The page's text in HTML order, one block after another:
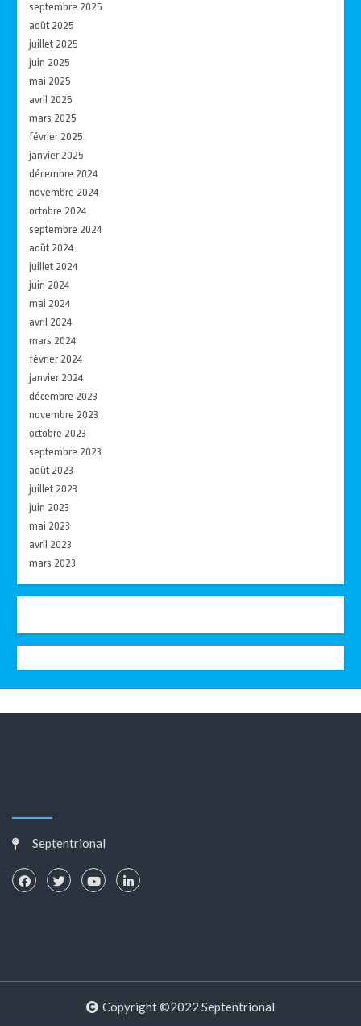
septembre 2025
août 2025
juillet 2025
juin 2025
mai 2025
avril 2025
mars 2025
février 2025
janvier 2025
décembre 2024
novembre 2024
octobre 2024
septembre 2024
août 2024
juillet 2024
juin 2024
mai 2024
avril 2024
mars 2024
février 2024
janvier 2024
décembre 2023
novembre 2023
octobre 2023
septembre 2023
août 2023
juillet 2023
juin 2023
mai 2023
avril 2023
mars 2023
Septentrional
Copyright ©2022 Septentrional